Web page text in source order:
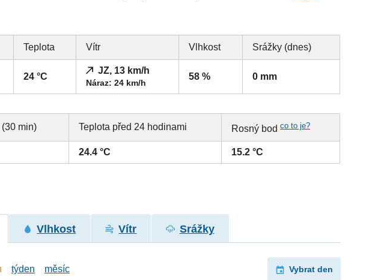
Teplota Vítr Vlhkost Srážky (dnes)
24 °C
JZ, 13 km/h
Náraz: 24 km/h
58 % 0 mm
min) Teplota před 24 hodinami Rosný bodco to je?
24.4 °C 15.2 °C
Vlhkost Vítr Srážky
týden měsíc Vybrat den